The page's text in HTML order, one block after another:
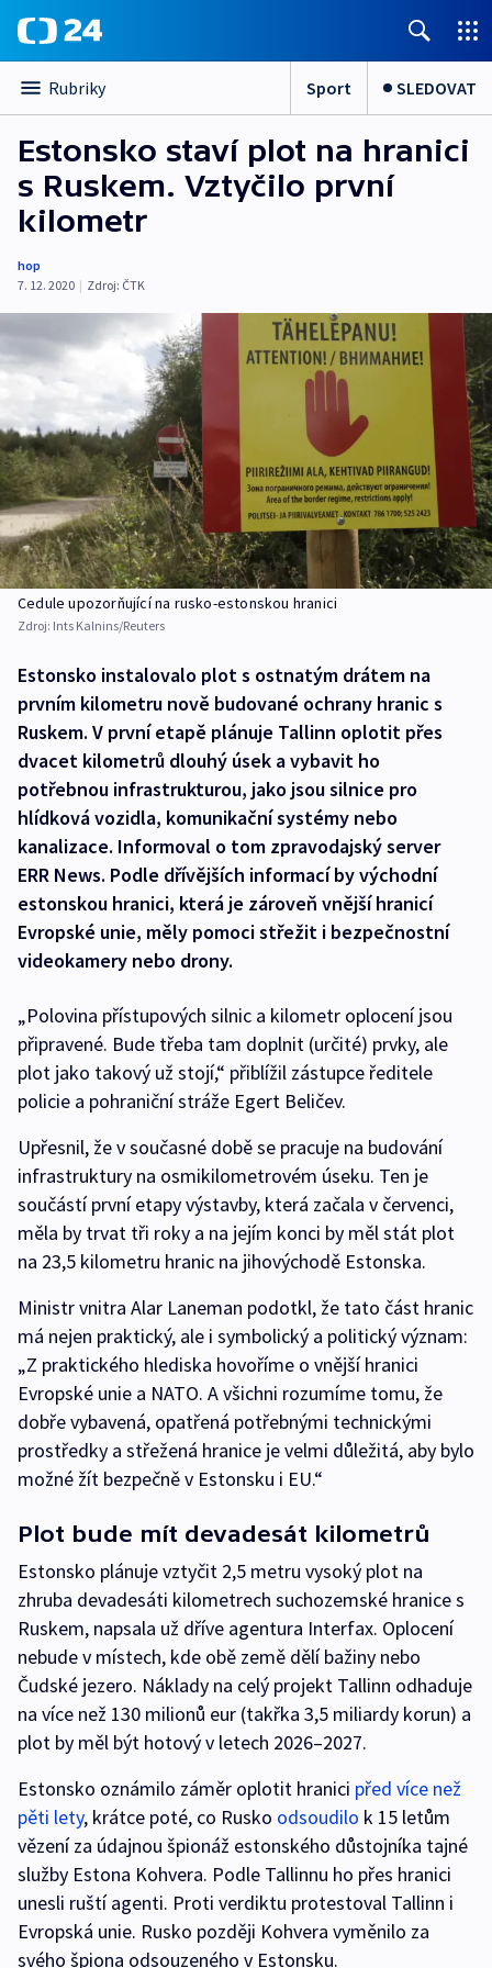
Rubriky Sport SLEDOVAT
Estonsko staví plot na hranici
s Ruskem. Vztyčilo první
kilometr
hop
7. 12. 2020 | Zdroj: ČTK
Cedule upozorňující na rusko-estonskou hranici
Zdroj: Ints Kalnins/Reuters
Estonsko instalovalo plot s ostnatým drátem na
prvním kilometru nově budované ochrany hranic s
Ruskem. V první etapě plánuje Tallinn oplotit přes
dvacet kilometrů dlouhý úsek a vybavit ho
potřebnou infrastrukturou, jako jsou silnice pro
hlídková vozidla, komunikační systémy nebo
kanalizace. Informoval o tom zpravodajský server
ERR News. Podle dřívějších informací by východní
estonskou hranici, která je zároveň vnější hranicí
Evropské unie, měly pomoci střežit i bezpečnostní
videokamery nebo drony.
„Polovina přístupových silnic a kilometr oplocení jsou
připravené. Bude třeba tam doplnit (určité) prvky, ale
plot jako takový už stojí,“ přiblížil zástupce ředitele
policie a pohraniční stráže Egert Beličev.
Upřesnil, že v současné době se pracuje na budování
infrastruktury na osmikilometrovém úseku. Ten je
součástí první etapy výstavby, která začala v červenci,
měla by trvat tři roky a na jejím konci by měl stát plot
na 23,5 kilometru hranic na jihovýchodě Estonska.
Ministr vnitra Alar Laneman podotkl, že tato část hranic
má nejen praktický, ale i symbolický a politický význam:
„Z praktického hlediska hovoříme o vnější hranici
Evropské unie a NATO. A všichni rozumíme tomu, že
dobře vybavená, opatřená potřebnými technickými
prostředky a střežená hranice je velmi důležitá, aby bylo
možné žít bezpečně v Estonsku i EU.“
Plot bude mít devadesát kilometrů
Estonsko plánuje vztyčit 2,5 metru vysoký plot na
zhruba devadesáti kilometrech suchozemské hranice s
Ruskem, napsala už dříve agentura Interfax. Oplocení
nebude v místech, kde obě země dělí bažiny nebo
Čudské jezero. Náklady na celý projekt Tallinn odhaduje
na více než 130 milionů eur (takřka 3,5 miliardy korun) a
plot by měl být hotový v letech 2026–2027.
Estonsko oznámilo záměr oplotit hranici před více než
pěti lety, krátce poté, co Rusko odsoudilo k 15 letům
vězení za údajnou špionáž estonského důstojníka tajné
služby Estona Kohvera. Podle Tallinnu ho přes hranici
unesli ruští agenti. Proti verdiktu protestoval Tallinn i
Evropská unie. Rusko později Kohvera vyměnilo za
svého špiona odsouzeného v Estonsku.